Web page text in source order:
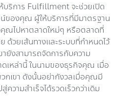
บริการ Fulfillment จะช่วยเปิด
ของคุณ ผู้ให้บริการที่มีมาตรฐาน
ณไปหาตลาดใหม่ๆ หรือตลาดที่
ด้วยเส้นทางและระบบที่กำหนดไว้
ายังสามารถจัดการกับความ
เหล่านี้ ในนามของธุรกิจคุณ เมื่อ
เขา ดังนั้นอย่ากังวลเมื่อคุณมี
วามสำเร็จได้รวดเร็วกว่าเดิม